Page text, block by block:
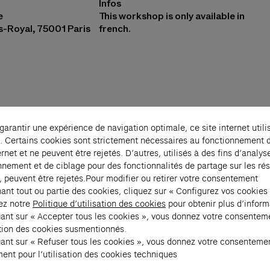
Royal, 75001 Paris
Infos
This workshop is only available in
french.
introduces participants to the initial
Participants create their own ex voto,
with the sacred and various forms of
make a wish or to give thanks when a wish is
Généraleinvites the public to reflect on
across the world (animism, shamanism,
This workshop extends this theme
material.
une expérience de navigation optimale, ce site internet
Certains cookies sont strictement nécessaires au fonctionnement
et ne peuvent être rejetés. D’autres, utilisés à des fins
et de ciblage pour des fonctionnalités de partage sur les
peuvent être rejetés.Pour modifier ou retirer votre consentement
tout ou partie des cookies, cliquez sur « Configurez vos cookies
notre Politique d’utilisation des cookies pour obtenir plus
sur « Accepter tous les cookies », vous donnez votre
des cookies susmentionnés.
sur « Refuser tous les cookies », vous donnez votre
pour l’utilisation des cookies techniques